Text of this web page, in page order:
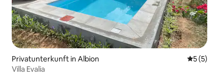
Privatunterkunft in Albion
5 (5)
Villa Evalia